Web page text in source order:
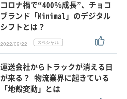
コロナ禍で“400％成長”、チョコ
ブランド「Minimal」のデジタル
シフトとは？
2022/09/22
運送会社からトラックが消える日
が来る？ 物流業界に起きている
「地殻変動」とは